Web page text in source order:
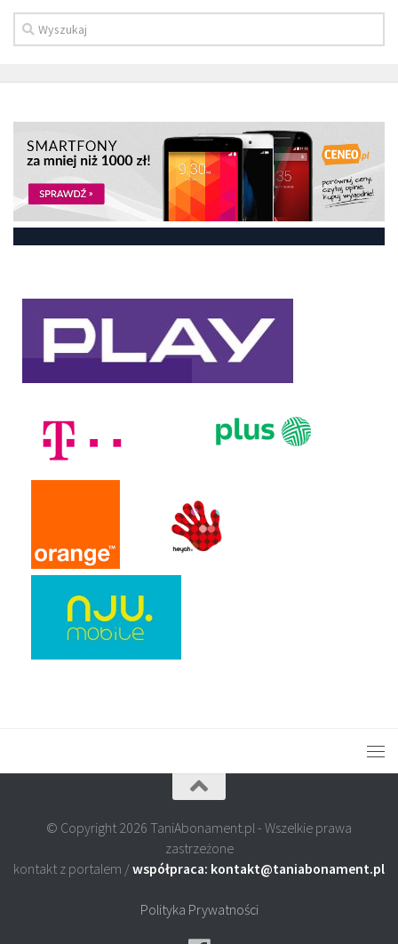
© Copyright 2026 TaniAbonament.pl - Wszelkie prawa
zastrzeżone
kontakt z portalem /współpraca: kontakt@taniabonament.pl
Polityka Prywatności